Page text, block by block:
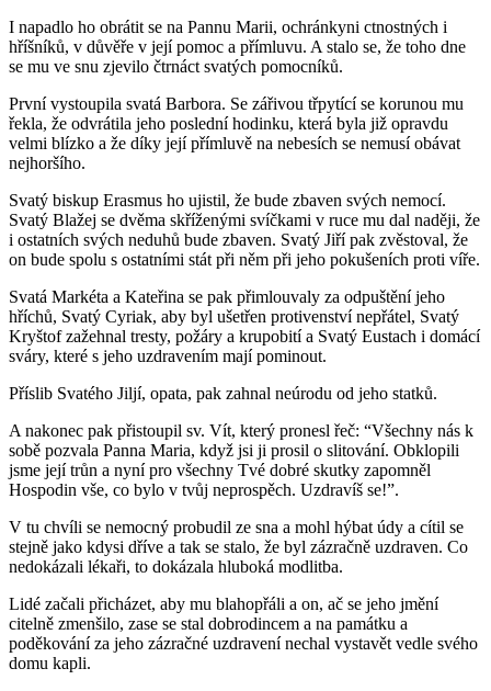
I napadlo ho obrátit se na Pannu Marii, ochránkyni ctnostných i
hříšníků, v důvěře v její pomoc a přímluvu. A stalo se, že toho dne
se mu ve snu zjevilo čtrnáct svatých pomocníků.
První vystoupila svatá Barbora. Se zářivou třpytící se korunou mu
řekla, že odvrátila jeho poslední hodinku, která byla již opravdu
velmi blízko a že díky její přímluvě na nebesích se nemusí obávat
nejhoršího.
Svatý biskup Erasmus ho ujistil, že bude zbaven svých nemocí.
Svatý Blažej se dvěma skříženými svíčkami v ruce mu dal naději, že
i ostatních svých neduhů bude zbaven. Svatý Jiří pak zvěstoval, že
on bude spolu s ostatními stát při něm při jeho pokušeních proti víře.
Svatá Markéta a Kateřina se pak přimlouvaly za odpuštění jeho
hříchů, Svatý Cyriak, aby byl ušetřen protivenství nepřátel, Svatý
Kryštof zažehnal tresty, požáry a krupobití a Svatý Eustach i domácí
sváry, které s jeho uzdravením mají pominout.
Příslib Svatého Jiljí, opata, pak zahnal neúrodu od jeho statků.
A nakonec pak přistoupil sv. Vít, který pronesl řeč: “Všechny nás k
sobě pozvala Panna Maria, když jsi ji prosil o slitování. Obklopili
jsme její trůn a nyní pro všechny Tvé dobré skutky zapomněl
Hospodin vše, co bylo v tvůj neprospěch. Uzdravíš se!”.
V tu chvíli se nemocný probudil ze sna a mohl hýbat údy a cítil se
stejně jako kdysi dříve a tak se stalo, že byl zázračně uzdraven. Co
nedokázali lékaři, to dokázala hluboká modlitba.
Lidé začali přicházet, aby mu blahopřáli a on, ač se jeho jmění
citelně zmenšilo, zase se stal dobrodincem a na památku a
poděkování za jeho zázračné uzdravení nechal vystavět vedle svého
domu kapli.